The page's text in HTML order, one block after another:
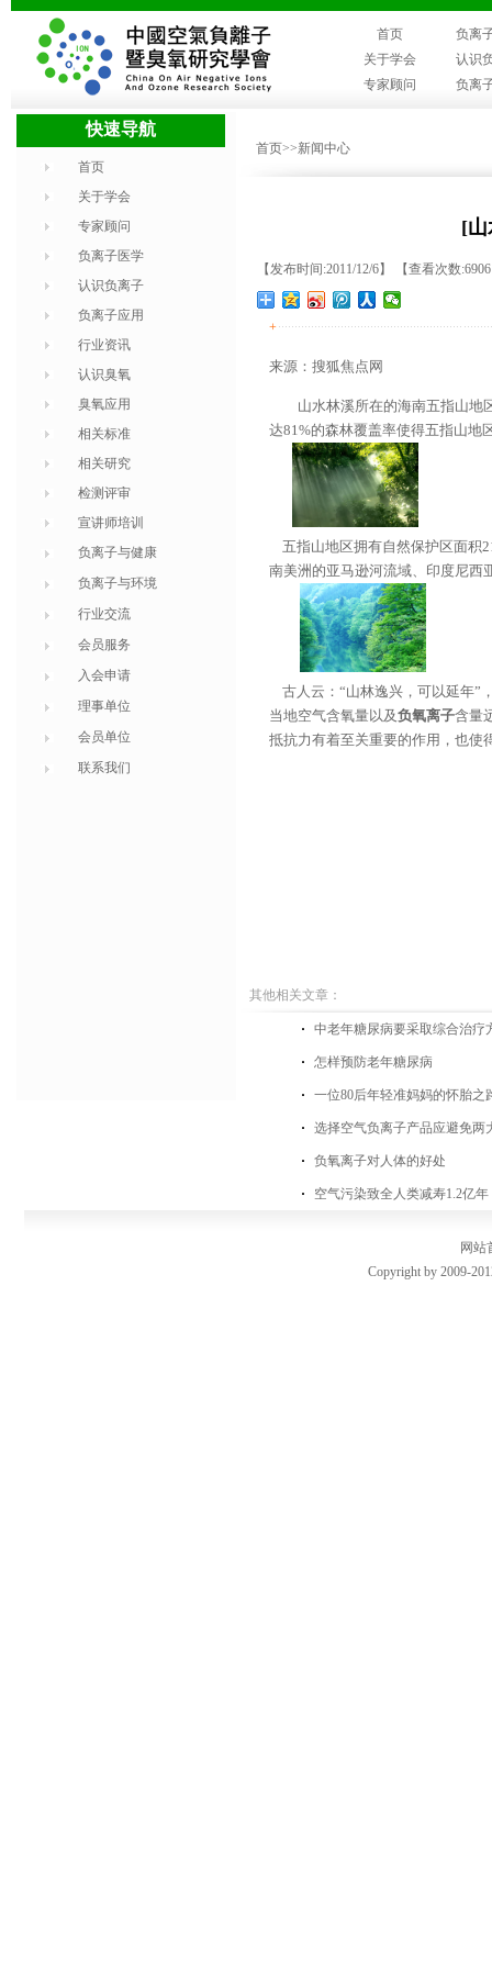
首页
负离
关于学会
认识
专家顾问
负离
快速导航
首页
关于学会
专家顾问
负离子医学
认识负离子
负离子应用
行业资讯
认识臭氧
臭氧应用
相关标准
相关研究
检测评审
宣讲师培训
负离子与健康
负离子与环境
行业交流
会员服务
入会申请
理事单位
会员单位
联系我们
首页>>新闻中心
[山
【发布时间:2011/12/6】 【查看次数
+
来源：搜狐焦点网
山水林溪所在的海南五指山地区
达81%的森林覆盖率使得五指山地
五指山地区拥有自然保护区面积
南美洲的亚马逊河流域、印度尼西
古人云：“山林逸兴，可以延年”
当地空气含氧量以及负氧离子含量
抵抗力有着至关重要的作用，也使
其他相关文章：
中老年糖尿病要采取综合治疗
怎样预防老年糖尿病
一位80后年轻准妈妈的怀胎之
选择空气负离子产品应避免两
负氧离子对人体的好处
空气污染致全人类减寿1.2亿
网站
Copyright by 2009-